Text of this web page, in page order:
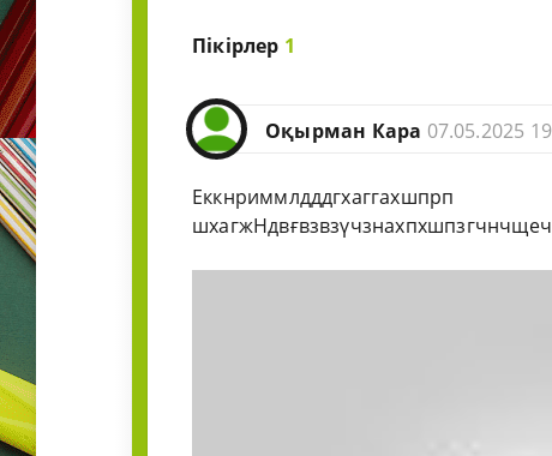
Пікірлер 1
Оқырман Кара 07.05.2025
Еккнриммлдддгхаггахшпрп